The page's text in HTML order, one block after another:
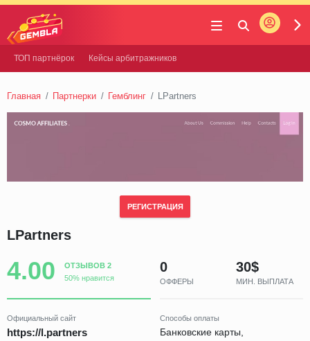
Gembla
Войти
ТОП партнёрок Кейсы арбитражников
Главная Партнерки Гемблинг LPartners
LPartners
4.00
ОТЗЫВОВ 2
50% нравится
0
ОФФЕРЫ
30$
МИН. ВЫПЛАТА
Официальный сайт
https://l.partners
Способы оплаты
Банковские карты,
РЕГИСТРАЦИЯ